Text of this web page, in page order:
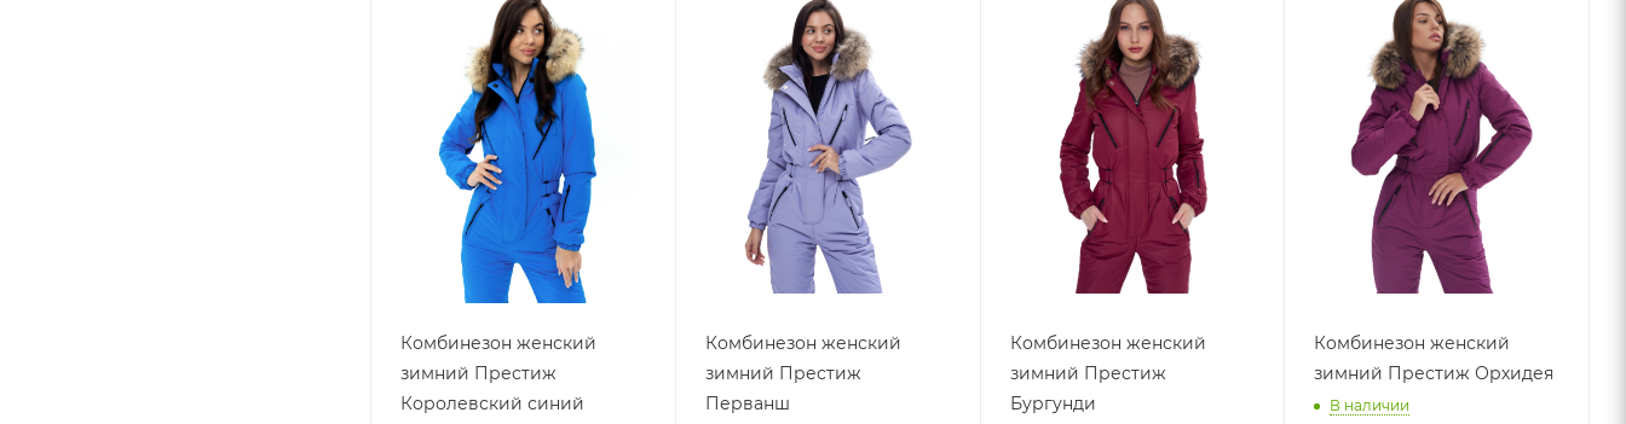
Комбинезон женский
зимний Престиж
Королевский синий
Комбинезон женский
зимний Престиж
Перванш
Комбинезон женский
зимний Престиж
Бургунди
Комбинезон женский
зимний Престиж Орхидея
В наличии